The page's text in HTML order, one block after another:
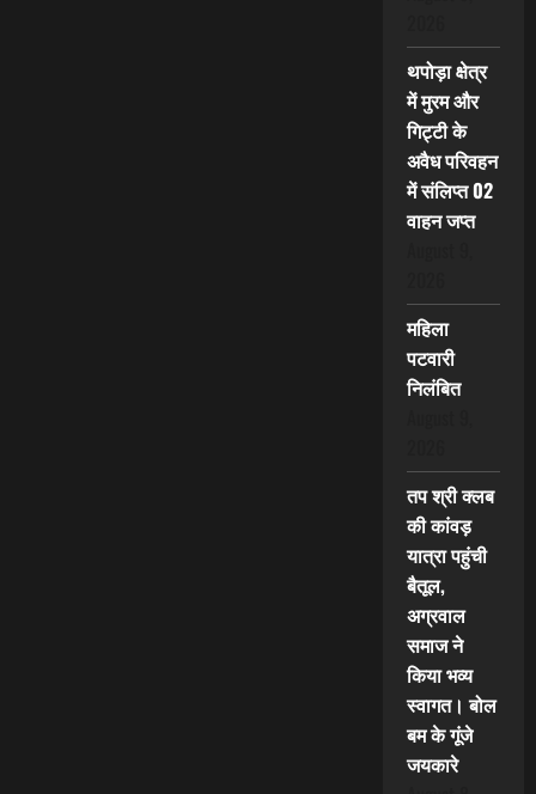
थपोड़ा क्षेत्र
में मुरम और
गिट्टी के
अवैध परिवहन
में संलिप्त 02
वाहन जप्त
महिला
पटवारी
निलंबित
तप श्री क्लब
की कांवड़
यात्रा पहुंची
बैतूल,
अग्रवाल
समाज ने
किया भव्य
स्वागत। बोल
बम के गूंजे
जयकारे